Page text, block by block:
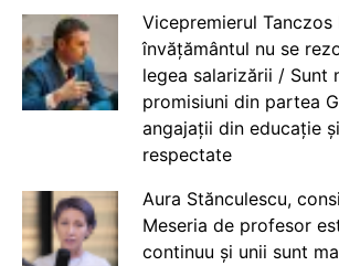
Vicepremierul Tanczos
învățământul nu se
legea salarizării / Sunt
promisiuni din partea
angajații din educație
respectate
Aura Stănculescu,
Meseria de profesor
continuu și unii sunt